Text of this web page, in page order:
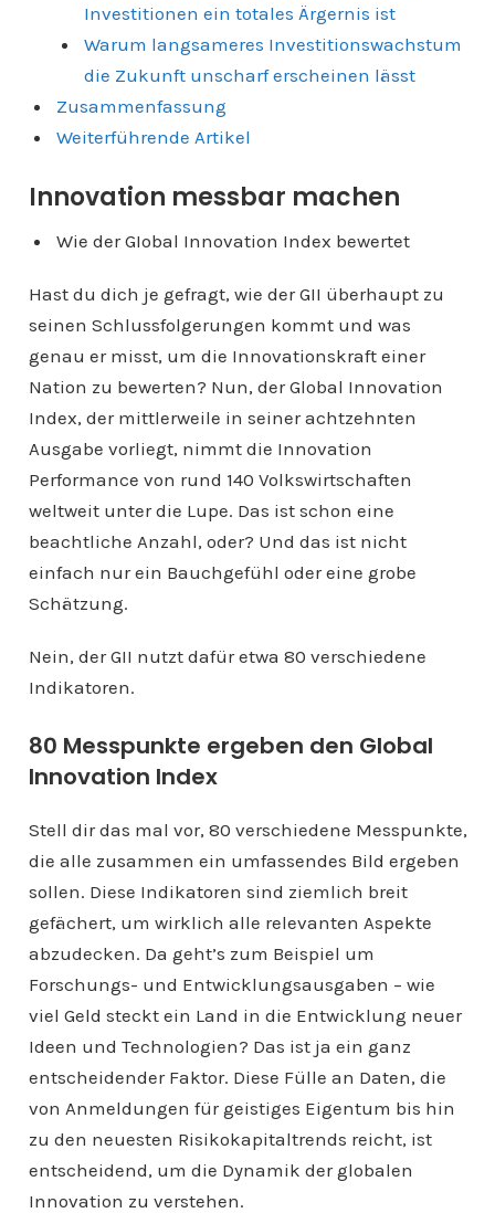
Investitionen ein totales Ärgernis ist
Warum langsameres Investitionswachstum
die Zukunft unscharf erscheinen lässt
Zusammenfassung
Weiterführende Artikel
Innovation messbar machen
Wie der GIobal Innovation Index bewertet
Hast du dich je gefragt, wie der GII überhaupt zu
seinen Schlussfolgerungen kommt und was
genau er misst, um die Innovationskraft einer
Nation zu bewerten? Nun, der Global Innovation
Index, der mittlerweile in seiner achtzehnten
Ausgabe vorliegt, nimmt die Innovation
Performance von rund 140 Volkswirtschaften
weltweit unter die Lupe. Das ist schon eine
beachtliche Anzahl, oder? Und das ist nicht
einfach nur ein Bauchgefühl oder eine grobe
Schätzung.
Nein, der GII nutzt dafür etwa 80 verschiedene
Indikatoren.
80 Messpunkte ergeben den Global
Innovation Index
Stell dir das mal vor, 80 verschiedene Messpunkte,
die alle zusammen ein umfassendes Bild ergeben
sollen. Diese Indikatoren sind ziemlich breit
gefächert, um wirklich alle relevanten Aspekte
abzudecken. Da geht’s zum Beispiel um
Forschungs- und Entwicklungsausgaben – wie
viel Geld steckt ein Land in die Entwicklung neuer
Ideen und Technologien? Das ist ja ein ganz
entscheidender Faktor. Diese Fülle an Daten, die
von Anmeldungen für geistiges Eigentum bis hin
zu den neuesten Risikokapitaltrends reicht, ist
entscheidend, um die Dynamik der globalen
Innovation zu verstehen.